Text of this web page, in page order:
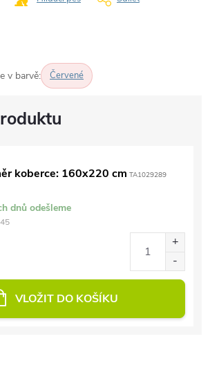
v barvě: Červené
koberce: 160x220 cm TA1029289
dnů odešleme
VLOŽIT DO KOŠÍKU